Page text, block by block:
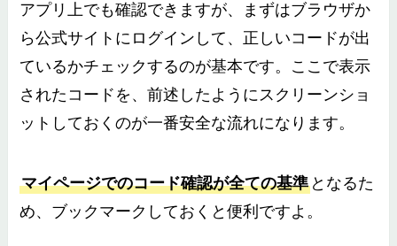
アプリ上でも確認できますが、まずはブラウザか
ら公式サイトにログインして、正しいコードが出
ているかチェックするのが基本です。ここで表示
されたコードを、前述したようにスクリーンショ
ットしておくのが一番安全な流れになります。
マイページでのコード確認が全ての基準 となるた
め、ブックマークしておくと便利ですよ。